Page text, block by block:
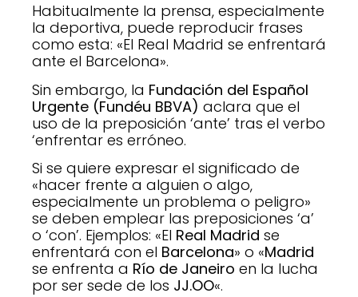
Habitualmente la prensa, especialmente
la deportiva, puede reproducir frases
como esta: «El Real Madrid se enfrentará
ante el Barcelona».
Sin embargo, la Fundación del Español
Urgente (Fundéu BBVA) aclara que el
uso de la preposición ‘ante’ tras el verbo
‘enfrentar es erróneo.
Si se quiere expresar el significado de
«hacer frente a alguien o algo,
especialmente un problema o peligro»
se deben emplear las preposiciones ‘a’
o ‘con’. Ejemplos: «El Real Madrid se
enfrentará con el Barcelona» o «Madrid
se enfrenta a Río de Janeiro en la lucha
por ser sede de los JJ.OO«.